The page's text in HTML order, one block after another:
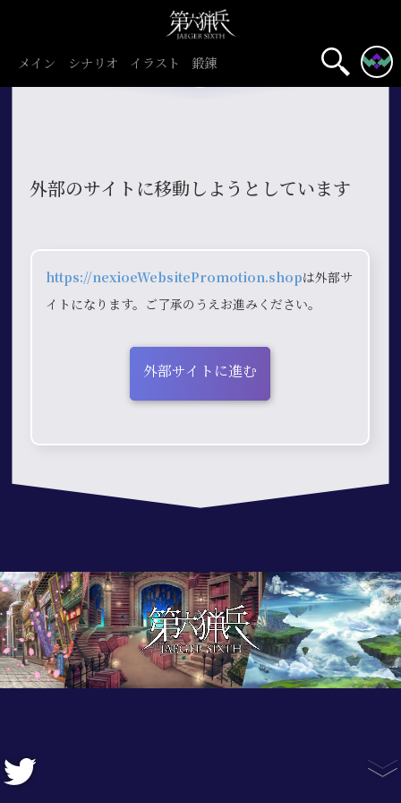
メイン シナリオ イラスト 鍛錬
外部のサイトに移動しようとしています
https://nexioeWebsitePromotion.shopは外部サ
イトになります。ご了承のうえお進みください。
外部サイトに進む